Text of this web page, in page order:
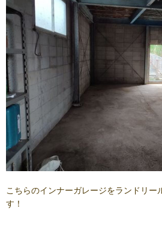
こちらのインナーガレージをランドリー
す！